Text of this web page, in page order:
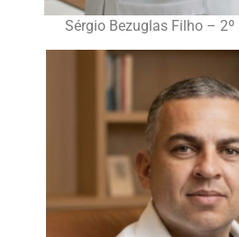
Sérgio Bezuglas Filho – 2º